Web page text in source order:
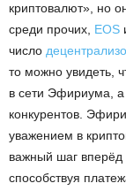
криптовалют», но
среди прочих, EOS
число
то можно увидеть,
в сети Эфириума, а
конкурентов.
уважением в
важный шаг вперёд
способствуя